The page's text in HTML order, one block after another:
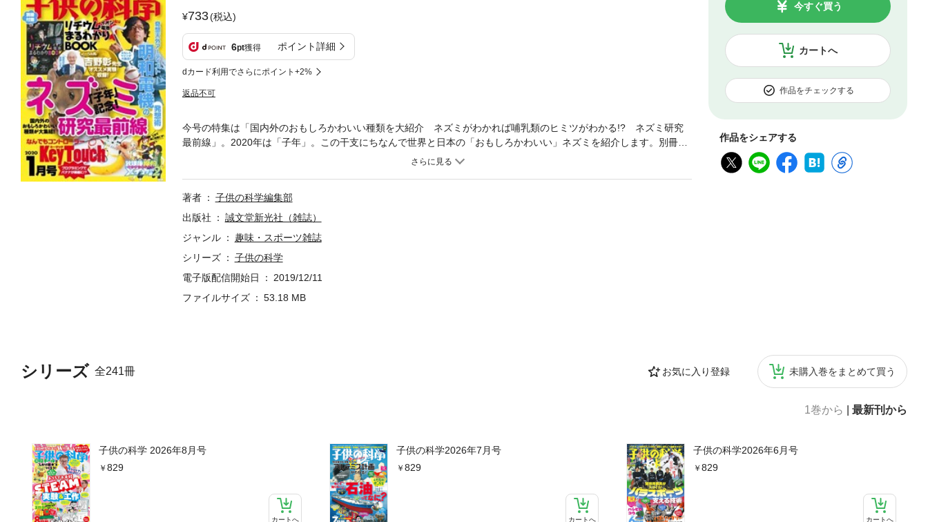
733(税込)
6pt獲得 ポイント詳細
dカード利用でさらにポイント+2%
返品不可
カートへ
今すぐ買う
作品をチェックする
作品をシェアする
シリーズ 全241冊 お気に入り登録 未購入巻をまとめて買う
1巻から 最新刊から
子供の科学 2026年8月号
829
カートへ
子供の科学2026年7月号
829
カートへ
子供の科学2026年6月号
829
カートへ
今号の特集は「国内外のおもしろかわいい種類を大紹介 ネズミがわかれば哺乳類のヒミツがわかる!? ネズミ研究
最前線」。2020年は「子年」。この干支にちなんで世界と日本の「おもしろかわいい」ネズミを紹介します。別冊付
録では、吉野彰先生のノーベル賞受賞で大注目の「リチウムイオン電池」をていねいに解説するほか、吉野先生おす
著者
子供の科学編集部
出版社
誠文堂新光社（雑誌）
ジャンル
趣味・スポーツ雑誌
シリーズ
子供の科学
電子版配信開始日
2019/12/11
ファイルサイズ
53.18 MB